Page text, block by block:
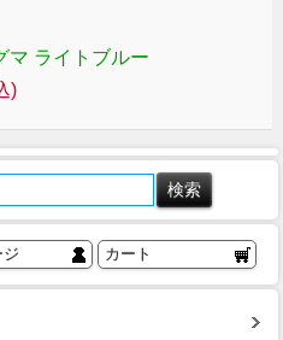
マ ライトブルー
)
ジ カート